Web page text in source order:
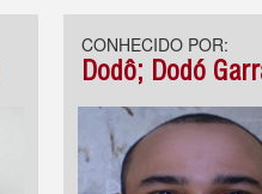
CONHECIDO POR:
Dodô; Dodó